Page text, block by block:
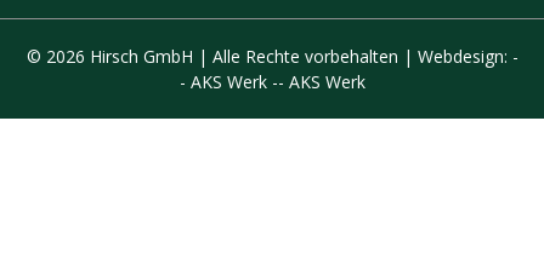
© 2026 Hirsch GmbH | Alle Rechte vorbehalten | Webdesign: -
- AKS Werk -- AKS Werk